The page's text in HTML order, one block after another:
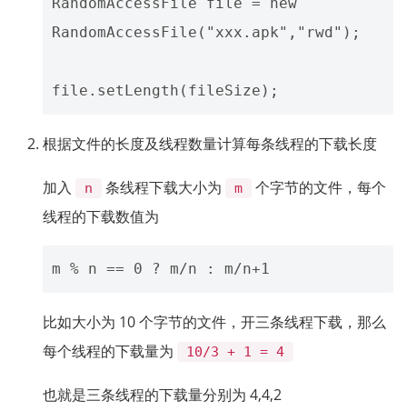
RandomAccessFile("xxx.apk","rwd");
根据文件的长度及线程数量计算每条线程的下载长度
加入 n 条线程下载大小为 m
个字节的文件，每个
线程的下载数值为
比如大小为 10 个字节的文件，开三条线程下载，那么
每个线程的下载量为
10/3 + 1 = 4
也就是三条线程的下载量分别为 4,4,2